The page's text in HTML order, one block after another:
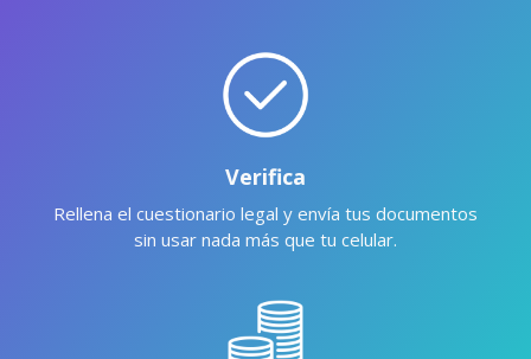
Verifica
Rellena el cuestionario legal y envía tus documentos
sin usar nada más que tu celular.